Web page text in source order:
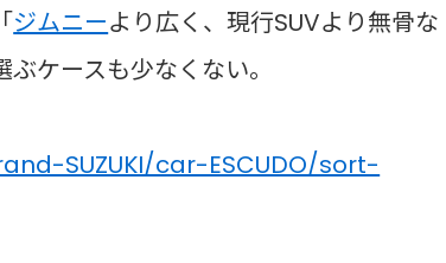
ジムニーより広く、現行SUVより無骨な
ケースも少なくない。
SUZUKI/car-ESCUDO/sort-